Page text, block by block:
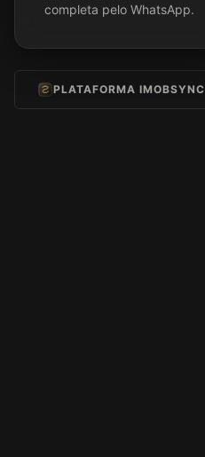
completa pelo WhatsApp.
PLATAFORMA IMOBSYNC